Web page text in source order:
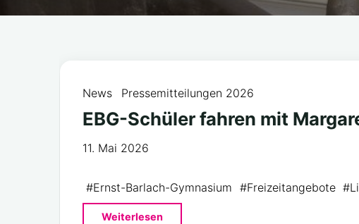
News Pressemitteilungen 2026
EBG-Schüler fahren mit
11. Mai 2026
#Ernst-Barlach-Gymnasium #Freizeitangebote #
Weiterlesen